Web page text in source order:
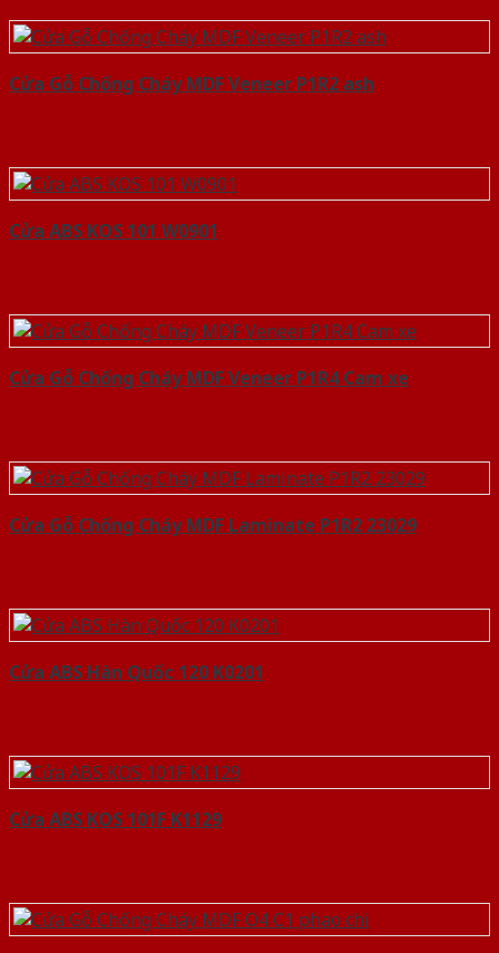
Cửa Gỗ Chống Cháy MDF Veneer P1R2 ash
Cửa ABS KOS 101 W0901
Cửa Gỗ Chống Cháy MDF Veneer P1R4 Cam xe
Cửa Gỗ Chống Cháy MDF Laminate P1R2 23029
Cửa ABS Hàn Quốc 120 K0201
Cửa ABS KOS 101F K1129